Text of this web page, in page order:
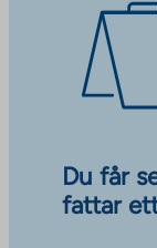
Du får
fattar